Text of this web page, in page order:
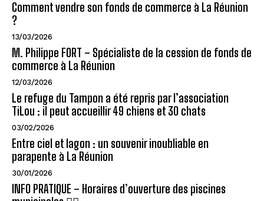
Comment vendre son fonds de commerce à La Réunion
?
13/03/2026
M. Philippe FORT – Spécialiste de la cession de fonds de
commerce à La Réunion
12/03/2026
Le refuge du Tampon a été repris par l’association
TiLou : il peut accueillir 49 chiens et 30 chats
03/02/2026
Entre ciel et lagon : un souvenir inoubliable en
parapente à La Réunion
30/01/2026
INFO PRATIQUE – Horaires d’ouverture des piscines